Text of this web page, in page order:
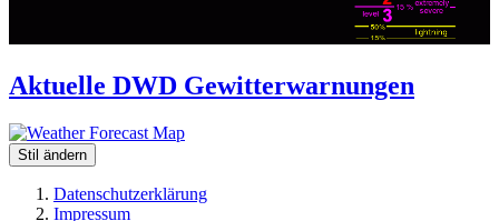
Aktuelle DWD Gewitterwarnungen
Stil ändern
Datenschutzerklärung
Impressum